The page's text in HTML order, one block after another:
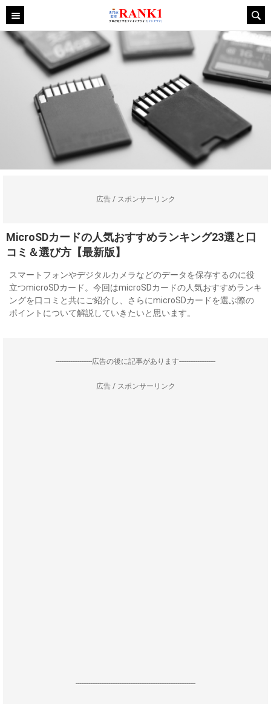
広告 / スポンサーリンク
MicroSDカードの人気おすすめランキング23選と口
コミ＆選び方【最新版】
スマートフォンやデジタルカメラなどのデータを保存するのに役
立つmicroSDカード。今回はmicroSDカードの人気おすすめランキ
ングを口コミと共にご紹介し、さらにmicroSDカードを選ぶ際の
ポイントについて解説していきたいと思います。
--------------------広告の後に記事があります--------------------
広告 / スポンサーリンク
------------------------------------------------------------------